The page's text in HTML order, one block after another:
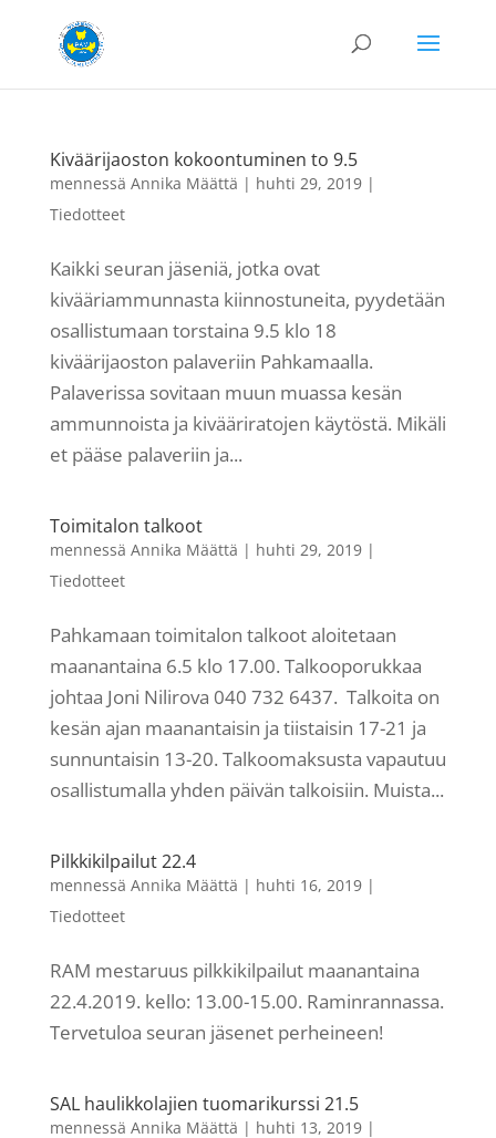
Kiväärijaoston kokoontuminen to 9.5
mennessä Annika Määttä | huhti 29, 2019|
Tiedotteet
Kaikki seuran jäseniä, jotka ovat
kivääriammunnasta kiinnostuneita, pyydetään
osallistumaan torstaina 9.5 klo 18
kiväärijaoston palaveriin Pahkamaalla.
Palaverissa sovitaan muun muassa kesän
ammunnoista ja kivääriratojen käytöstä. Mikäli
et pääse palaveriin ja...
Toimitalon talkoot
mennessä Annika Määttä | huhti 29, 2019|
Tiedotteet
Pahkamaan toimitalon talkoot aloitetaan
maanantaina 6.5 klo 17.00. Talkooporukkaa
johtaa Joni Nilirova 040 732 6437. Talkoita on
kesän ajan maanantaisin ja tiistaisin 17-21 ja
sunnuntaisin 13-20. Talkoomaksusta vapautuu
osallistumalla yhden päivän talkoisiin. Muista...
Pilkkikilpailut 22.4
mennessä Annika Määttä | huhti 16, 2019|
Tiedotteet
RAM mestaruus pilkkikilpailut maanantaina
22.4.2019. kello: 13.00-15.00. Raminrannassa.
Tervetuloa seuran jäsenet perheineen!
SAL haulikkolajien tuomarikurssi 21.5
mennessä Annika Määttä | huhti 13, 2019|